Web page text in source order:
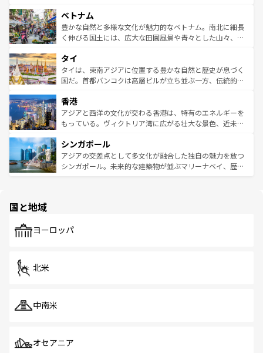
参照してほしい。
容にもいいと評判のスイーツなど、バラエティ豊かな料理
が味わえる。 なお、新着の台湾情報は コンテンツ一覧を参
照してほしい。
き、地方に足を延ばせば四季折々の自然美を楽しむことが
できる。そして、キムチや焼肉、絶品のストリートフード
まで、さまざまな韓国料理が待っている。夜には、韓国な
リティに包まれながら、韓国の多彩な魅力を心ゆくまで味
わってみてほしい。 なお、新着の韓国情報はコンテンツ一
覧を参照してほしい。
ベトナム
豊かな自然と多様な文化が魅力的なベトナム。南北に細長
く伸びる国土には、広大な田園風景や青々とした山々、世
急速な発展と共に伝統が息づく。ハノイの古い町並みやホ
ーチミン市のフランス統治時代の建物も、独特の雰囲気を
醸し出している。また、バラエティの豊かさとおいしさで
とつ。フォーやバインミー、ベトナムコーヒーなどは、ぜ
ひ現地で味わいたい。どの地域を訪れてもあたたかい人々
が旅行者を迎えてくれるので、きっと忘れられない旅にな
参照してほしい。
タイ
タイは、東南アジアに位置する豊かな自然と歴史が息づく
国だ。首都バンコクは高層ビルが立ち並ぶ一方、伝統的な
の活気が交差している。北部ではチェンマイなどの山岳地
帯で自然と触れ合い、南部ではプーケットやクラビの美し
いビーチでリゾート気分を楽しむことができる。タイ料理
激する。気候は一年中温暖で、どの季節にも異なる楽しみ
が待っている。親しみやすいタイの人々、仏教を中心とし
た文化、そして多様な観光資源が、訪れる旅人を魅了し続
香港
アジアと西洋の文化が交わる香港は、特有のエネルギーを
もっている。ヴィクトリア湾に広がる壮大な景色、近未来
み、どこを訪れても感動するはず。観光スポットが密集し
ており、効率よく見どころを回れるのも魅力。息をのむよ
うな絶景から文化的な体験まで、香港を存分に楽しみ尽く
シンガポール
アジアの交差点として多文化が融合した独自の魅力を放つ
シンガポール。未来的な建築物が並ぶマリーナベイ、歴史
で、ホーカーズは地元の風情を楽しめる外せないスポット
国と地域
ヨーロッパ
北米
中南米
オセアニア